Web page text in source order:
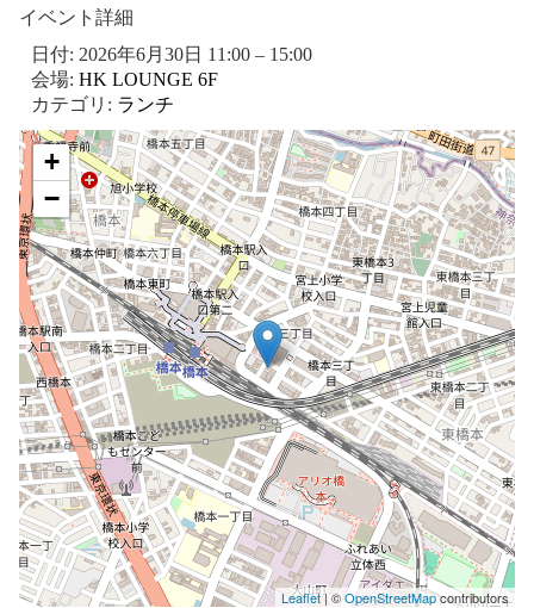
イベント詳細
日付: 2026年6月30日 11:00– 15:00
会場: HK LOUNGE 6F
カテゴリ: ランチ
+
−
Leaflet| ©OpenStreetMapcontributors